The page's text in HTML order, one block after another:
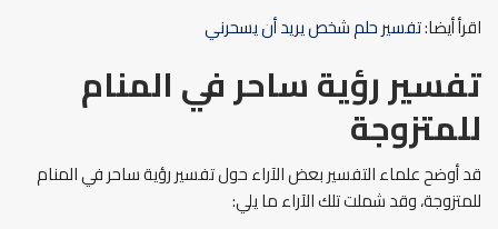
اقرأ أيضا:تفسير حلم شخص يريد أن يسحرني
تفسير رؤية ساحر في المنام
للمتزوجة
قد أوضح علماء التفسير بعض الآراء حول تفسير رؤية ساحر في المنام
للمتزوجة، وقد شملت تلك الآراء ما يلي: